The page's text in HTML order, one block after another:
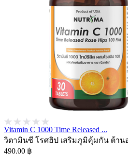
Vitamin C 1000 Time Released ...
วิตามินซี โรศฮิป เสริมภูมิคุ้มกัน ต้าน
490.00 ฿